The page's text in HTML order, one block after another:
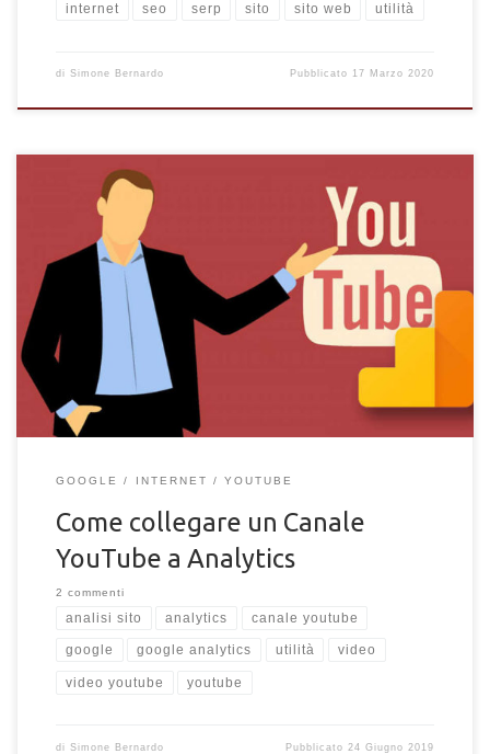
internet seo serp sito sito web utilità
di Simone Bernardo Pubblicato 17 Marzo 2020
Scopri come poter collegare il tuo canale Youtube a Google
Analytics per analizzare e monitorare al meglio gli utenti che
guardano i tuoi video.
GOOGLE INTERNET YOUTUBE
Come collegare un Canale
YouTube a Analytics
2 commenti
analisi sito analytics canale youtube
google google analytics utilità video
video youtube youtube
di Simone Bernardo Pubblicato 24 Giugno 2019